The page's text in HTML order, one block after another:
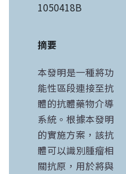
1050418B
摘要
本發明是一種將功
能性區段連接至抗
體的抗體藥物介導
系統。根據本發明
的實施方案，該抗
體可以識別腫瘤相
關抗原，用於將與